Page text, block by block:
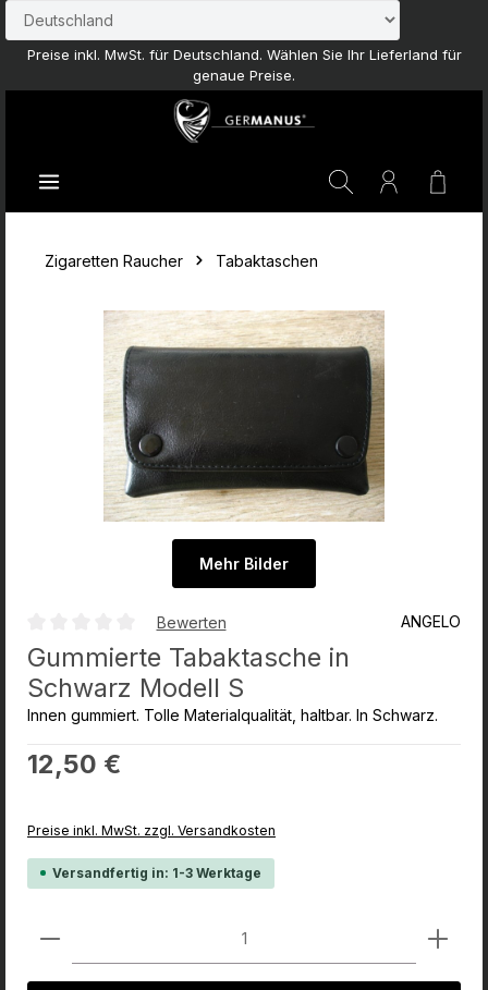
Zum Hauptinhalt springen
Preise inkl. MwSt. für Deutschland. Wählen Sie Ihr Lieferland für
genaue Preise.
Zigaretten Raucher Tabaktaschen
Mehr Bilder
Durchschnittliche Bewertung von 0 von 5 Sternen
Bewerten ANGELO
Gummierte Tabaktasche in
Schwarz Modell S
Innen gummiert. Tolle Materialqualität, haltbar. In Schwarz.
Regulärer Preis:
12,50 €
Preise inkl. MwSt. zzgl. Versandkosten
Versandfertig in: 1-3 Werktage
Produkt Anzahl: Gib den gewünschten Wert ein